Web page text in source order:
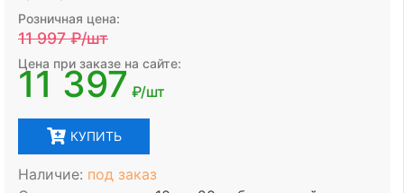
Розничная цена:
11 997₽/шт
Цена при заказе на сайте:
11 397 ₽/шт
КУПИТЬ
Наличие: под заказ